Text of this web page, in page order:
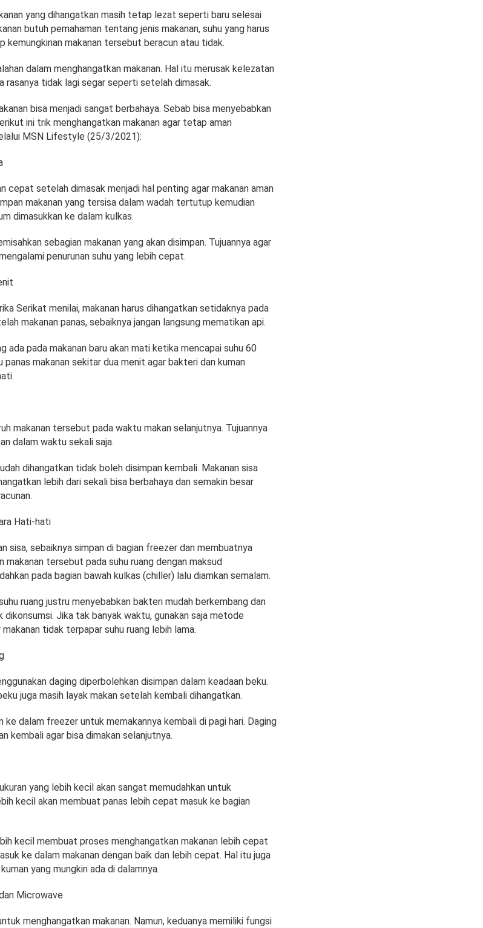
yang dihangatkan masih tetap lezat seperti baru selesai
butuh pemahaman tentang jenis makanan, suhu yang harus
kemungkinan makanan tersebut beracun atau tidak.
dalam menghangatkan makanan. Hal itu merusak kelezatan
rasanya tidak lagi segar seperti setelah dimasak.
bisa menjadi sangat berbahaya. Sebab bisa menyebabkan
ini trik menghangatkan makanan agar tetap aman
MSN Lifestyle (25/3/2021):
cepat setelah dimasak menjadi hal penting agar makanan aman
makanan yang tersisa dalam wadah tertutup kemudian
dimasukkan ke dalam kulkas.
sebagian makanan yang akan disimpan. Tujuannya agar
penurunan suhu yang lebih cepat.
Serikat menilai, makanan harus dihangatkan setidaknya pada
makanan panas, sebaiknya jangan langsung mematikan api.
ada pada makanan baru akan mati ketika mencapai suhu 60
panas makanan sekitar dua menit agar bakteri dan kuman
makanan tersebut pada waktu makan selanjutnya. Tujuannya
dalam waktu sekali saja.
dihangatkan tidak boleh disimpan kembali. Makanan sisa
lebih dari sekali bisa berbahaya dan semakin besar
Hati-hati
sisa, sebaiknya simpan di bagian freezer dan membuatnya
makanan tersebut pada suhu ruang dengan maksud
pada bagian bawah kulkas (chiller) lalu diamkan semalam.
ruang justru menyebabkan bakteri mudah berkembang dan
dikonsumsi. Jika tak banyak waktu, gunakan saja metode
tidak terpapar suhu ruang lebih lama.
daging diperbolehkan disimpan dalam keadaan beku.
juga masih layak makan setelah kembali dihangatkan.
ke dalam freezer untuk memakannya kembali di pagi hari. Daging
kembali agar bisa dimakan selanjutnya.
yang lebih kecil akan sangat memudahkan untuk
kecil akan membuat panas lebih cepat masuk ke bagian
kecil membuat proses menghangatkan makanan lebih cepat
ke dalam makanan dengan baik dan lebih cepat. Hal itu juga
yang mungkin ada di dalamnya.
Microwave
menghangatkan makanan. Namun, keduanya memiliki fungsi